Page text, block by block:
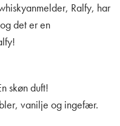
Ralfy, har
det er en
skøn duft!
vanilje og ingefær.